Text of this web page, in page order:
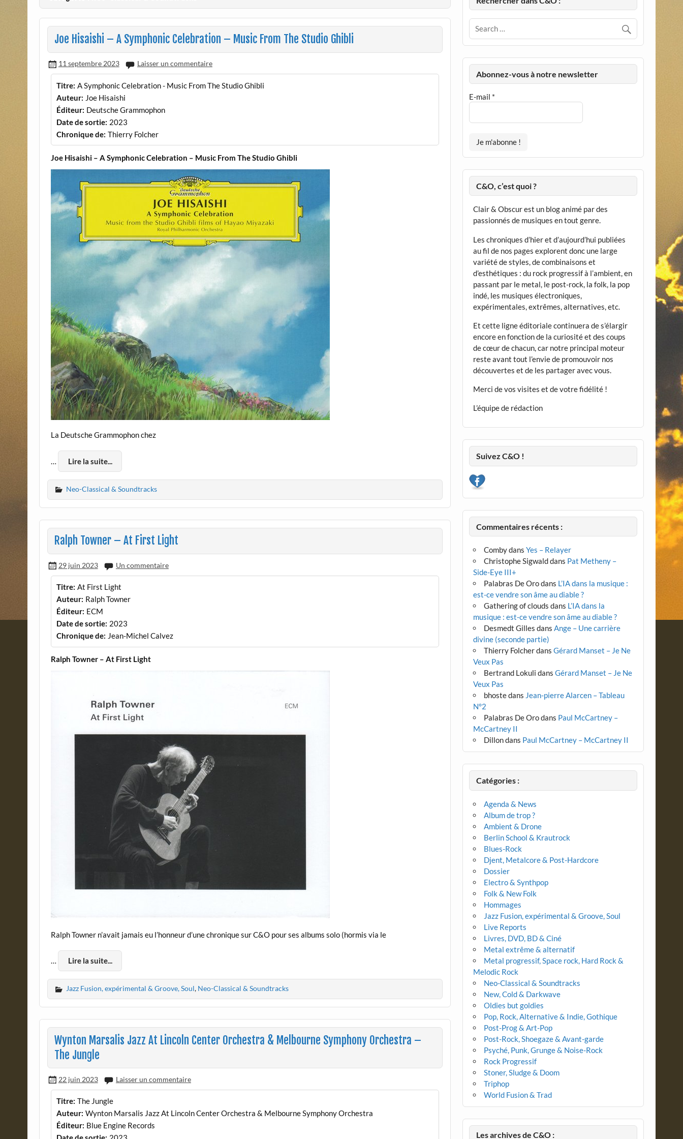
Joe Hisaishi – A Symphonic Celebration – Music From The Studio Ghibli
11 septembre 2023 Laisser un commentaire
Titre: A Symphonic Celebration - Music From The Studio Ghibli
Auteur: Joe Hisaishi
Éditeur: Deutsche Grammophon
Date de sortie: 2023
Chronique de: Thierry Folcher
Joe Hisaishi – A Symphonic Celebration – Music From The Studio Ghibli
La Deutsche Grammophon chez
… Lire la suite...
Neo-Classical & Soundtracks
Ralph Towner – At First Light
29 juin 2023 Un commentaire
Titre: At First Light
Auteur: Ralph Towner
Éditeur: ECM
Date de sortie: 2023
Chronique de: Jean-Michel Calvez
Ralph Towner – At First Light
Ralph Towner n’avait jamais eu l’honneur d’une chronique sur C&O pour ses albums solo (hormis via le
… Lire la suite...
Jazz Fusion, expérimental & Groove, Soul, Neo-Classical & Soundtracks
Wynton Marsalis Jazz At Lincoln Center Orchestra & Melbourne Symphony Orchestra –
The Jungle
22 juin 2023 Laisser un commentaire
Titre: The Jungle
Auteur: Wynton Marsalis Jazz At Lincoln Center Orchestra & Melbourne Symphony Orchestra
Éditeur: Blue Engine Records
Abonnez-vous à notre newsletter
E-mail *
C&O, c’est quoi ?
Clair & Obscur est un blog animé par des
passionnés de musiques en tout genre.
Les chroniques d’hier et d’aujourd’hui publiées
au fil de nos pages explorent donc une large
variété de styles, de combinaisons et
d’esthétiques : du rock progressif à l’ambient, en
passant par le metal, le post-rock, la folk, la pop
indé, les musiques électroniques,
expérimentales, extrêmes, alternatives, etc.
Et cette ligne éditoriale continuera de s’élargir
encore en fonction de la curiosité et des coups
de cœur de chacun, car notre principal moteur
reste avant tout l’envie de promouvoir nos
découvertes et de les partager avec vous.
Merci de vos visites et de votre fidélité !
L’équipe de rédaction
Suivez C&O !
Commentaires récents :
CombydansYes – Relayer
Christophe Sigwalddans Pat Metheny –
Side-Eye III+
Palabras De Orodans L’IA dans la musique :
est-ce vendre son âme au diable ?
Gathering of clouds dans L’IA dans la
musique : est-ce vendre son âme au diable ?
Desmedt Gilles dansAnge – Une carrière
divine (seconde partie)
Thierry FolcherdansGérard Manset – Je Ne
Veux Pas
Bertrand Lokuli dansGérard Manset – Je Ne
Veux Pas
bhostedans Jean-pierre Alarcen – Tableau
N°2
Palabras De Orodans Paul McCartney –
McCartney II
Dillondans Paul McCartney – McCartney II
Catégories :
Agenda & News
Album de trop ?
Ambient & Drone
Berlin School & Krautrock
Blues-Rock
Djent, Metalcore & Post-Hardcore
Dossier
Electro & Synthpop
Folk & New Folk
Hommages
Jazz Fusion, expérimental & Groove, Soul
Live Reports
Livres, DVD, BD & Ciné
Metal extrême & alternatif
Metal progressif, Space rock, Hard Rock &
Melodic Rock
Neo-Classical & Soundtracks
New, Cold & Darkwave
Oldies but goldies
Pop, Rock, Alternative & Indie, Gothique
Post-Prog & Art-Pop
Post-Rock, Shoegaze & Avant-garde
Psyché, Punk, Grunge & Noise-Rock
Rock Progressif
Stoner, Sludge & Doom
Triphop
World Fusion & Trad
Les archives de C&O :